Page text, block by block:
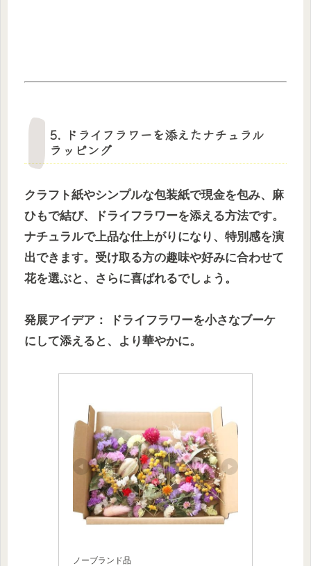
5. ドライフラワーを添えたナチュラル
ラッピング
クラフト紙やシンプルな包装紙で現金を包み、麻
ひもで結び、ドライフラワーを添える方法です。
ナチュラルで上品な仕上がりになり、特別感を演
出できます。受け取る方の趣味や好みに合わせて
花を選ぶと、さらに喜ばれるでしょう。
発展アイデア： ドライフラワーを小さなブーケ
にして添えると、より華やかに。
ノーブランド品